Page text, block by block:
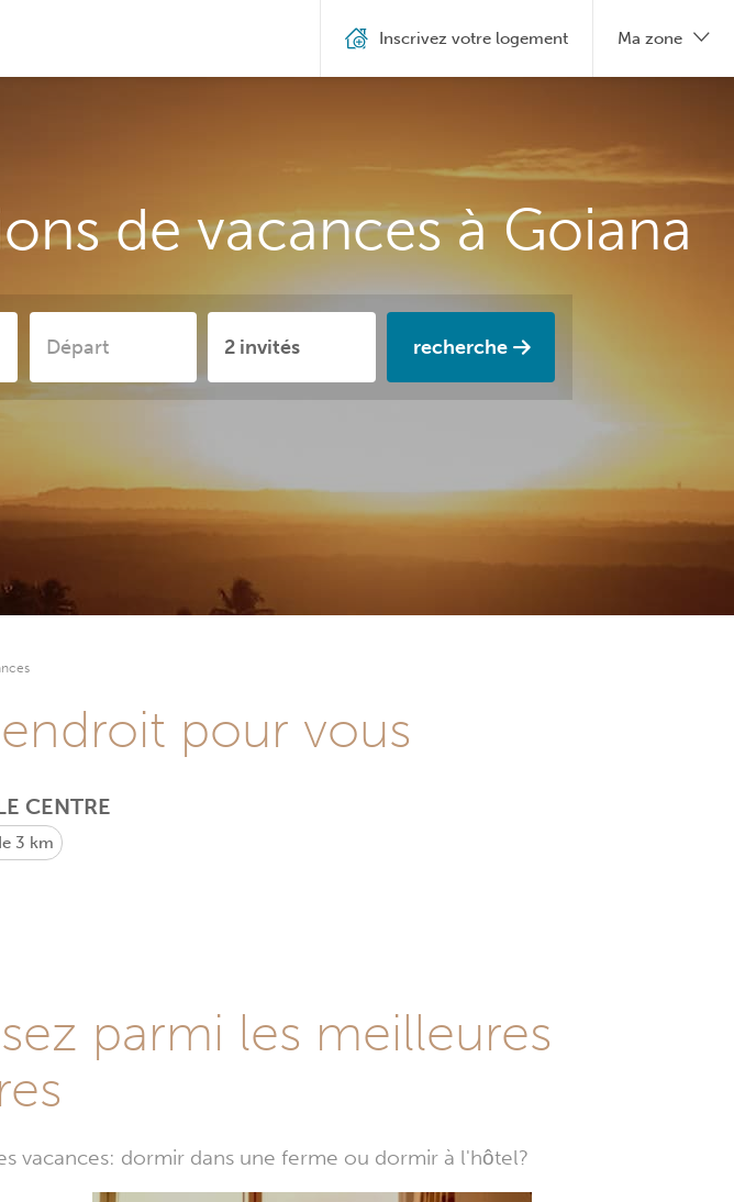
de vacances à Goiana
recherche
Inscrivez votre logement Ma zone
pour vous
CENTRE
3 km
parmi les meilleures
vacances: dormir dans une ferme ou dormir à l'hôtel?